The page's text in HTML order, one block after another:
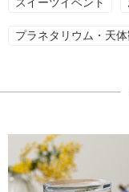
プラネタリウム・天